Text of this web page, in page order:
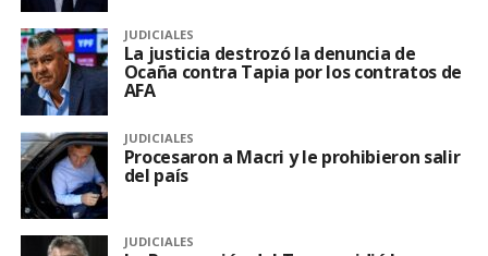
JUDICIALES
La justicia destrozó la denuncia de
Ocaña contra Tapia por los contratos de
AFA
JUDICIALES
Procesaron a Macri y le prohibieron salir
del país
JUDICIALES